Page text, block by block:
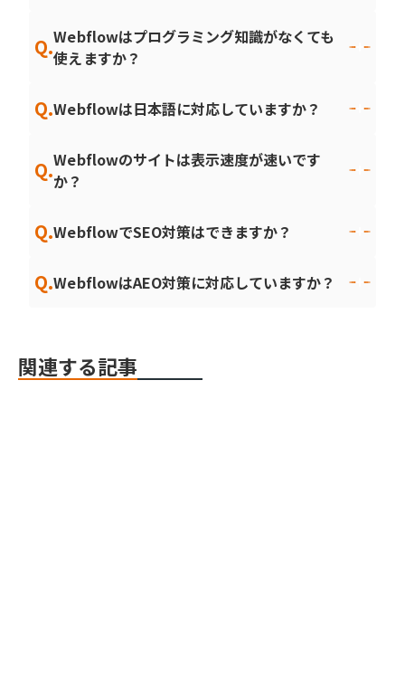
Q.Webflowはプログラミング知識がなくても
使えますか？
Q.Webflowは日本語に対応していますか？
Q.Webflowのサイトは表示速度が速いです
か？
Q.WebflowでSEO対策はできますか？
Q.WebflowはAEO対策に対応していますか？
関連する記事